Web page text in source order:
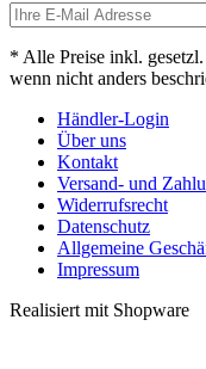
* Alle Preise inkl.
wenn nicht anders
Händler-Login
Über uns
Kontakt
Versand- und
Widerrufsrecht
Datenschutz
Allgemeine
Impressum
Realisiert mit Shopware